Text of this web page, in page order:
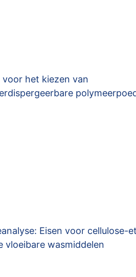
het kiezen van
Eisen voor cellulose-
vloeibare wasmiddelen